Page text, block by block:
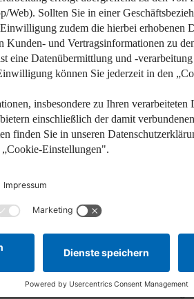
Werbungskosten)
gesamten Mieteinkünfte
Steuersatz.
dass bestimmte
den